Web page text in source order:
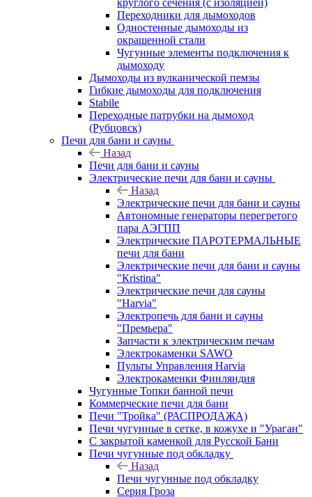
круглого сечения (с изоляцией)
Переходники для дымоходов
Одностенные дымоходы из
окрашенной стали
Чугунные элементы подключения к
дымоходу
Дымоходы из вулканической пемзы
Гибкие дымоходы для подключения
Stabile
Переходные патрубки на дымоход
(Рубцовск)
Печи для бани и сауны
Назад
Печи для бани и сауны
Электрические печи для бани и сауны
Назад
Электрические печи для бани и сауны
Автономные генераторы перегретого
пара АЭГПП
Электрические ПАРОТЕРМАЛЬНЫЕ
печи для бани
Электрические печи для бани и сауны
"Кristina"
Электрические печи для сауны
"Harvia"
Электропечь для бани и сауны
"Премьера"
Запчасти к электрическим печам
Электрокаменки SAWO
Пульты Управления Harvia
Электрокаменки Финляндия
Чугунные Топки банной печи
Коммерческие печи для бани
Печи "Тройка" (РАСПРОДАЖА)
Печи чугунные в сетке, в кожухе и "Ураган"
С закрытой каменкой для Русской Бани
Печи чугунные под обкладку
Назад
Печи чугунные под обкладку
Серия Гроза